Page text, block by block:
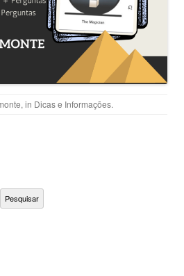
, in Dicas e Informações.
Pesquisar